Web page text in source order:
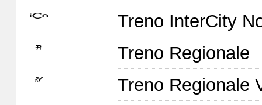
Treno InterCity
Treno Regionale
Treno Regionale